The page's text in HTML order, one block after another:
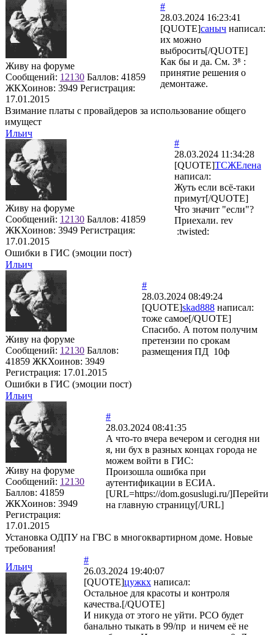
Живу на форуме
Сообщений: 12130 Баллов: 41859
ЖКХоинов: 3949 Регистрация:
17.01.2015
#
28.03.2024 16:23:41
[QUOTE]саныч написал:
их можно
выбросить[/QUOTE]
Как бы и да. См. 3⁸ :
принятие решения о
демонтаже.
Взимание платы с провайдеров за использование общего
имущест
Ильич
Живу на форуме
Сообщений: 12130 Баллов: 41859
ЖКХоинов: 3949 Регистрация:
17.01.2015
#
28.03.2024 11:34:28
[QUOTE]ТСЖЕлена
написал:
Жуть если всё-таки
примут[/QUOTE]
Что значит "если"?
Приехали. rev
:twisted:
Ошибки в ГИС (эмоции пост)
Ильич
Живу на форуме
Сообщений: 12130 Баллов:
41859 ЖКХоинов: 3949
Регистрация: 17.01.2015
#
28.03.2024 08:49:24
[QUOTE]skad888 написал:
тоже самое[/QUOTE]
Спасибо. А потом получим
претензии по срокам
размещения ПД 10ф
Ошибки в ГИС (эмоции пост)
Ильич
Живу на форуме
Сообщений: 12130
Баллов: 41859
ЖКХоинов: 3949
Регистрация:
17.01.2015
#
28.03.2024 08:41:35
А что-то вчера вечером и сегодня ни
я, ни бух в разных концах города не
можем войти в ГИС:
Произошла ошибка при
аутентификации в ЕСИА.
[URL=https://dom.gosuslugi.ru/]Перейти
на главную страницу[/URL]
Установка ОДПУ на ГВС в многоквартирном доме. Новые
требования!
Ильич
#
26.03.2024 19:40:07
[QUOTE]цужкх написал:
Остальное для красоты и контроля
качества.[/QUOTE]
И никуда от этого не уйти. РСО будет
банально тыкать в 99/пр и ничем её не